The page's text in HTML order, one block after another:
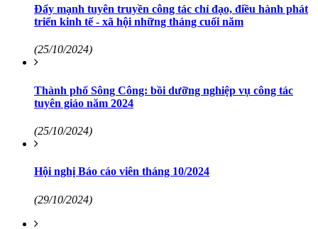
Đẩy mạnh tuyên truyền công tác chỉ đạo, điều hành phát
triển kinh tế - xã hội những tháng cuối năm
(25/10/2024)
Thành phố Sông Công: bồi dưỡng nghiệp vụ công tác
tuyên giáo năm 2024
(25/10/2024)
Hội nghị Báo cáo viên tháng 10/2024
(29/10/2024)